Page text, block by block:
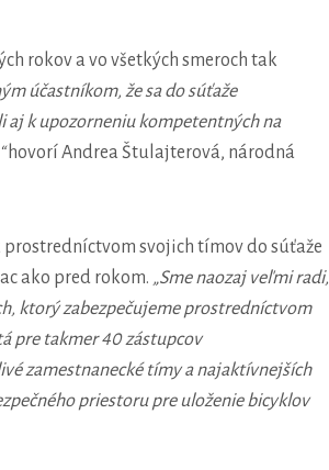
rokov a vo všetkých smeroch tak
účastníkom, že sa do súťaže
aj k upozorneniu kompetentných na
hovorí Andrea Štulajterová, národná
svojich tímov do súťaže
ako pred rokom. „Sme naozaj veľmi radi,
ktorý zabezpečujeme prostredníctvom
pre takmer 40 zástupcov
zamestnanecké tímy a najaktívnejších
priestoru pre uloženie bicyklov